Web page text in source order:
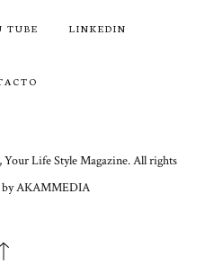
TUBE LINKEDIN
Life Style Magazine. All rights
by AKAMMEDIA